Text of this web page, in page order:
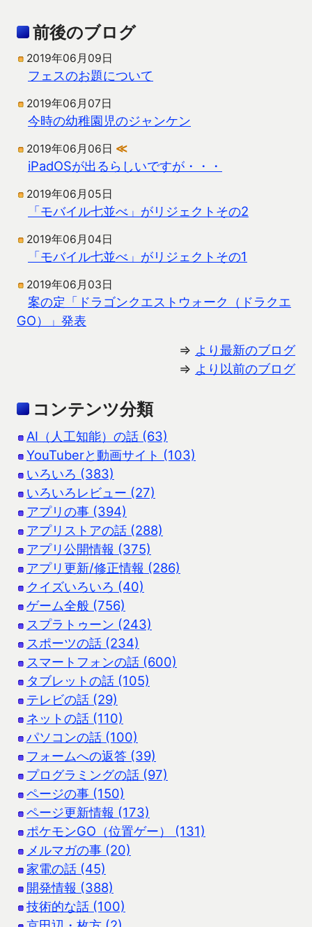
前後のブログ
2019年06月09日
フェスのお題について
2019年06月07日
今時の幼稚園児のジャンケン
2019年06月06日 ≪
iPadOSが出るらしいですが・・・
2019年06月05日
「モバイル七並べ」がリジェクトその2
2019年06月04日
「モバイル七並べ」がリジェクトその1
2019年06月03日
案の定「ドラゴンクエストウォーク（ドラクエ
GO）」発表
⇒ より最新のブログ
⇒ より以前のブログ
コンテンツ分類
AI（人工知能）の話 (63)
YouTuberと動画サイト (103)
いろいろ (383)
いろいろレビュー (27)
アプリの事 (394)
アプリストアの話 (288)
アプリ公開情報 (375)
アプリ更新/修正情報 (286)
クイズいろいろ (40)
ゲーム全般 (756)
スプラトゥーン (243)
スポーツの話 (234)
スマートフォンの話 (600)
タブレットの話 (105)
テレビの話 (29)
ネットの話 (110)
パソコンの話 (100)
フォームへの返答 (39)
プログラミングの話 (97)
ページの事 (150)
ページ更新情報 (173)
ポケモンGO（位置ゲー） (131)
メルマガの事 (20)
家電の話 (45)
開発情報 (388)
技術的な話 (100)